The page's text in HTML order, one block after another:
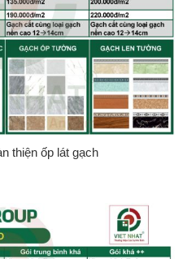
thiện ốp lát gạch